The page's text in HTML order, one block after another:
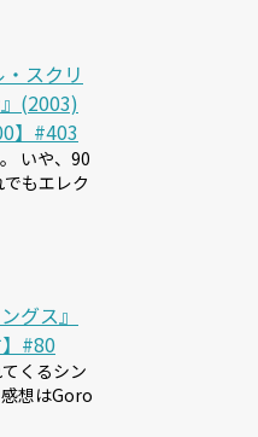
スクリ
(2003)
】#403
いや、90
もエレク
グス』
#80
くるシン
想はGoro